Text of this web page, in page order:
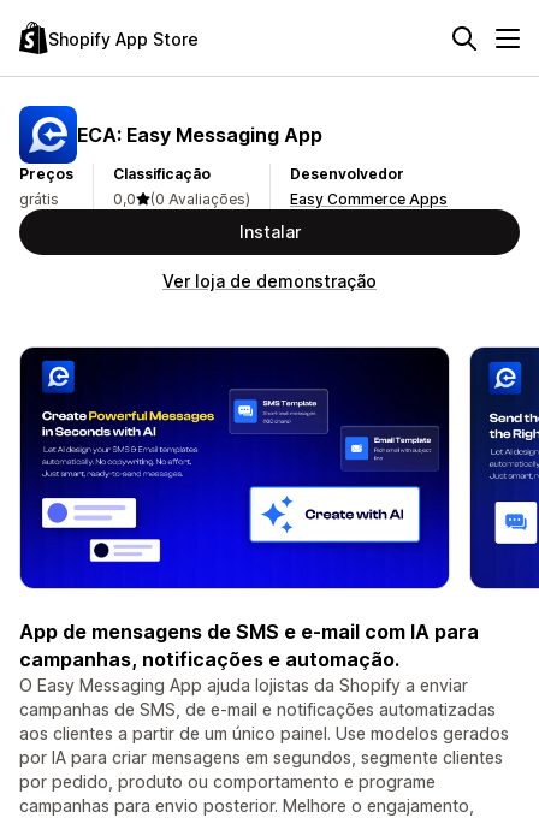
Shopify App Store
ECA: Easy Messaging App
Preços
grátis
Classificação
0,0
(0 Avaliações)
Desenvolvedor
Easy Commerce Apps
Instalar
Ver loja de demonstração
App de mensagens de SMS e e-mail com IA para
campanhas, notificações e automação.
O Easy Messaging App ajuda lojistas da Shopify a enviar
campanhas de SMS, de e-mail e notificações automatizadas
aos clientes a partir de um único painel. Use modelos gerados
por IA para criar mensagens em segundos, segmente clientes
por pedido, produto ou comportamento e programe
campanhas para envio posterior. Melhore o engajamento,